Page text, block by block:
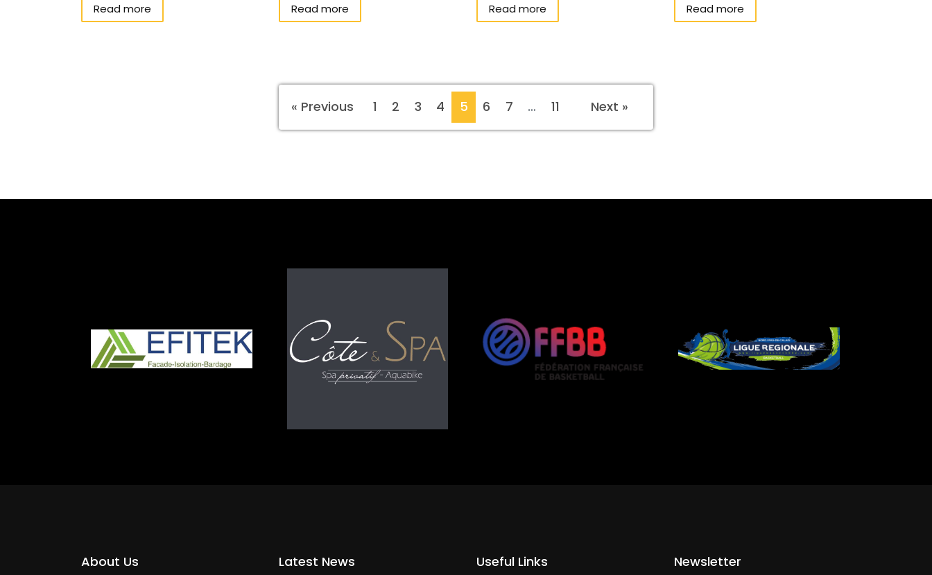
Read more Read more Read more Read more
« Previous 1 2 3 4 5 6 7 … 11 Next »
About Us Latest News Useful Links Newsletter